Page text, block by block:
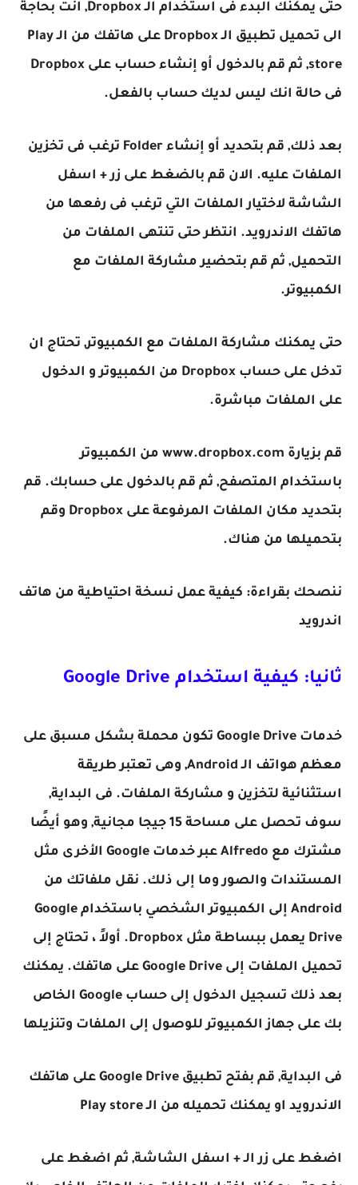
حتى يمكنك البدء فى استخدام الـ Dropbox, انت بحاجة
الى تحميل تطبيق الـ Dropbox على هاتفك من الـ Play
store, ثم قم بالدخول أو إنشاء حساب على Dropbox
فى حالة انك ليس لديك حساب بالفعل.
بعد ذلك, قم بتحديد أو إنشاء Folder ترغب فى تخزين
الملفات عليه. الان قم بالضغط على زر + اسفل
الشاشة لاختيار الملفات التي ترغب فى رفعها من
هاتفك الاندرويد. انتظر حتى تنتهى الملفات من
التحميل, ثم قم بتحضير مشاركة الملفات مع
الكمبيوتر.
حتى يمكنك مشاركة الملفات مع الكمبيوتر, تحتاج ان
تدخل على حساب Dropbox من الكمبيوتر و الدخول
على الملفات مباشرة.
قم بزيارة www.dropbox.com من الكمبيوتر
باستخدام المتصفح, ثم قم بالدخول على حسابك. قم
بتحديد مكان الملفات المرفوعة على Dropbox وقم
بتحميلها من هناك.
ننصحك بقراءة: كيفية عمل نسخة احتياطية من هاتف
اندرويد
ثانيا: كيفية استخدام Google Drive
خدمات Google Drive تكون محملة بشكل مسبق على
معظم هواتف الـ Android, وهى تعتبر طريقة
استثنائية لتخزين و مشاركة الملفات. فى البداية,
سوف تحصل على مساحة 15 جيجا مجانية, وهو أيضًا
مشترك مع Alfredo عبر خدمات Google الأخرى مثل
المستندات والصور وما إلى ذلك. نقل ملفاتك من
Android إلى الكمبيوتر الشخصي باستخدام Google
Drive يعمل ببساطة مثل Dropbox. أولاً ، تحتاج إلى
تحميل الملفات إلى Google Drive على هاتفك. يمكنك
بعد ذلك تسجيل الدخول إلى حساب Google الخاص
بك على جهاز الكمبيوتر للوصول إلى الملفات وتنزيلها
فى البداية, قم بفتح تطبيق Google Drive على هاتفك
الاندرويد او يمكنك تحميله من الـ Play store
اضغط على زر الـ + اسفل الشاشة, ثم اضغط على